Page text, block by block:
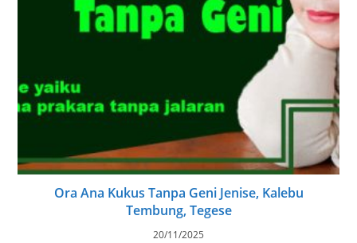
Ora Ana Kukus Tanpa Geni Jenise, Kalebu
Tembung, Tegese
20/11/2025